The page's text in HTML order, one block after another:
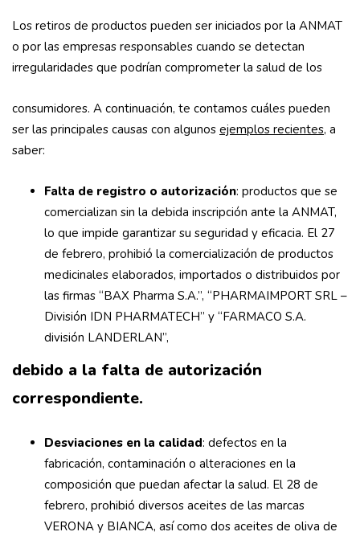
Los retiros de productos pueden ser iniciados por la ANMAT
o por las empresas responsables cuando se detectan
irregularidades que podrían comprometer la salud de los
consumidores. A continuación, te contamos cuáles pueden
ser las principales causas con algunos ejemplos recientes, a
saber:
Falta de registro o autorización: productos que se
comercializan sin la debida inscripción ante la ANMAT,
lo que impide garantizar su seguridad y eficacia. El 27
de febrero, prohibió la comercialización de productos
medicinales elaborados, importados o distribuidos por
las firmas “BAX Pharma S.A.”, “PHARMAIMPORT SRL –
División IDN PHARMATECH” y “FARMACO S.A.
división LANDERLAN”,
debido a la falta de autorización
correspondiente.
Desviaciones en la calidad: defectos en la
fabricación, contaminación o alteraciones en la
composición que puedan afectar la salud. El 28 de
febrero, prohibió diversos aceites de las marcas
VERONA y BIANCA, así como dos aceites de oliva de